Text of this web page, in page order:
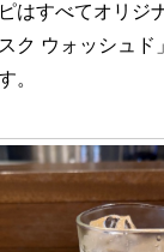
はすべてオリジ
ク ウォッシュド
。